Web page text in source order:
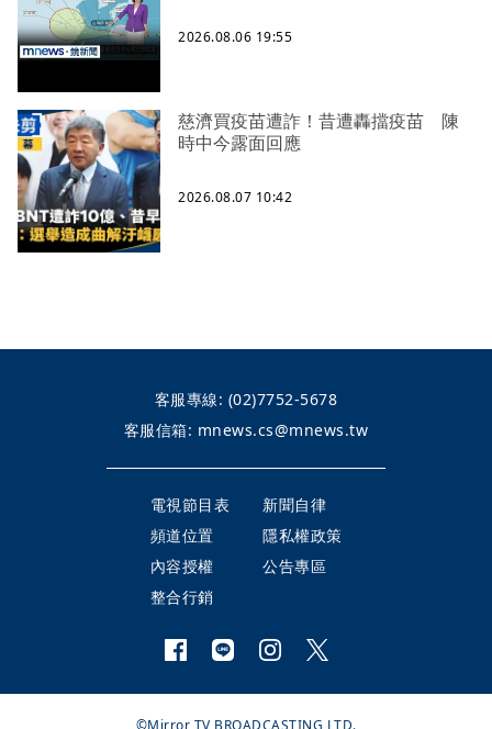
2026.08.06 19:55
慈濟買疫苗遭詐！昔遭轟擋疫苗 陳
時中今露面回應
2026.08.07 10:42
客服專線: (02)7752-5678
客服信箱: mnews.cs@mnews.tw
電視節目表
新聞自律
頻道位置
隱私權政策
內容授權
公告專區
整合行銷
©Mirror TV BROADCASTING LTD.